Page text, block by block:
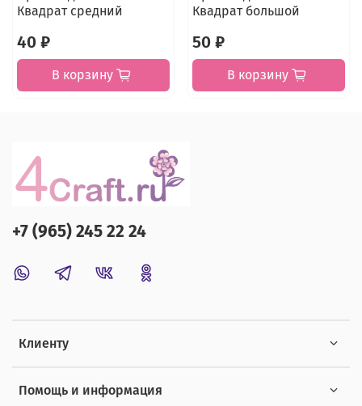
Квадрат средний
40 ₽
В корзину
Квадрат большой
50 ₽
В корзину
Клиенту
Помощь и информация
+7 (965) 245 22 24